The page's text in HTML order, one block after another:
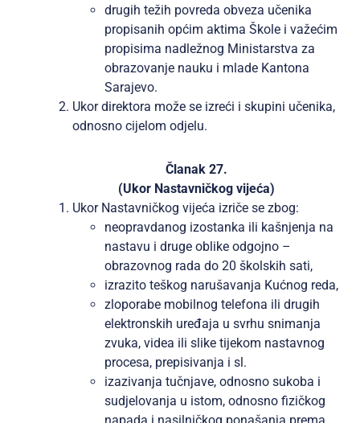
drugih težih povreda obveza učenika
propisanih općim aktima Škole i važećim
propisima nadležnog Ministarstva za
obrazovanje nauku i mlade Kantona
Sarajevo.
Ukor direktora može se izreći i skupini učenika,
odnosno cijelom odjelu.
Članak 27.
(Ukor Nastavničkog vijeća)
Ukor Nastavničkog vijeća izriče se zbog:
neopravdanog izostanka ili kašnjenja na
nastavu i druge oblike odgojno –
obrazovnog rada do 20 školskih sati,
izrazito teškog narušavanja Kućnog reda,
zloporabe mobilnog telefona ili drugih
elektronskih uređaja u svrhu snimanja
zvuka, videa ili slike tijekom nastavnog
procesa, prepisivanja i sl.
izazivanja tučnjave, odnosno sukoba i
sudjelovanja u istom, odnosno fizičkog